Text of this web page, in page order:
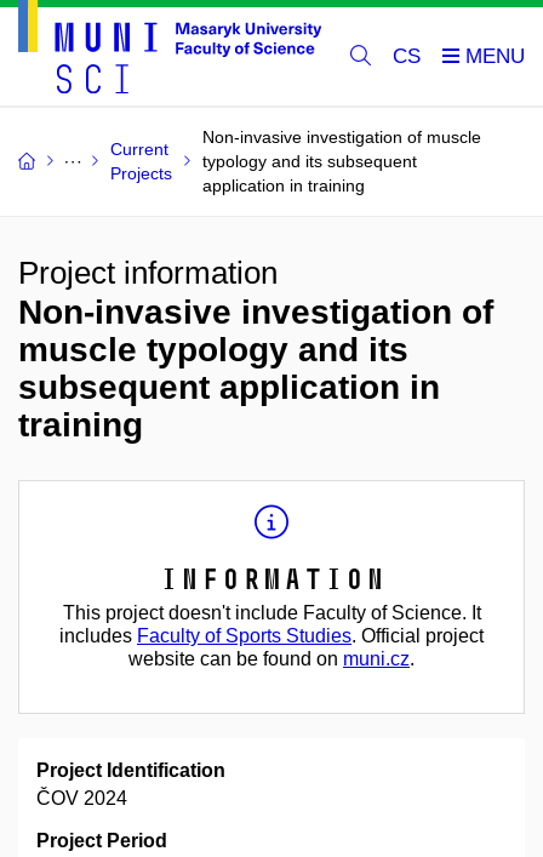
CS
Current
Projects
Non-invasive investigation of muscle
typology and its subsequent
application in training
Project information
Non-invasive investigation of
muscle typology and its
subsequent application in
training
Information
This project doesn't include Faculty of Science. It
includes Faculty of Sports Studies. Official project
website can be found on muni.cz.
Project Identification
ČOV 2024
Project Period